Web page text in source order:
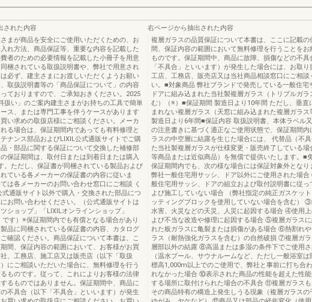
された内容
まが商品を安全にご使用いただくための、お
れ方法、商品保証等、重要な内容を記載した
者のための必要情報を記載した小冊子を用意
梱されている取扱説明書や、弊社で用意され
必ず、建主さまにお渡しいただくようお願い
取扱説明書等の「商品保証について」の内容
ておりますので、ご承知おきください。2025
扱い」のご案内建主さまがお持ちの工具で簡単
ス、または専門工事を伴うケースがあります
い求めの取扱店様にご相談ください。メーカ
る場合は、保証期間内であっても有料修理と
ナンス部品およびLIXIL公式通販サイトでご購
・部品に関する保証について交換した補修部
保証期間は、取付日または到着日または購入
。ただし、保証書が同梱されている製品および
ている各メーカーの保証書の内容に従いま
は各メーカーのお問い合わせ窓口にご相談 く
式通販サイト以外で購入・交換された部品につ
お問い合わせください。（公式通販サイトは
ツショップ」「LIXILオンラインショップ」
です）※保証期間内でも有償となる場合があり
品に同梱されている保証書の内容、カタログ
確認ください。商品保証について本書は、こ
間、保証内容の範囲において、お客様がお買
、工務店、施工店又は販売店（以下「取扱
にご相談いただいた場合に、無料修理を行う
ものです。従って、これによりお客様の法律
るものではありません。保証期間中、商品に
不具合（以下「不具合」といいます）が発生
右ページから抽出された内容
複層ガラスの品質保証について本書は、ここに記載の
間、保証内容の範囲において無料修理を行うことをお
ものです。保証期間中、商品に故障、損傷などの不具
「不具合」といいます）が発生した場合には、お取り
工店、工務店、販売店又は当社商品相談窓口にご相談
い。■対象商品 弊社ブランドで発売している一般住宅
ドアに組み込まれた当社製複層ガラス（トリプルガラ
む）（※）■保証期間 製造日より10年間 ただし、垂直
まれない複層ガラス（天窓に組み込まれた複層ガラス
製造日より6年間■保証内容 取扱説明書、本体ラベル
の注意書きに基づく適正なご使用状態で、保証期間内
ラスの中空層に結露を生じた場合には、 代替品（不
た当社製複層ガラスが仕様変更・販売終了している場
等商品または近似商品）を無償で提供いたします。■
保証期間内でも、次の様な場合には保証対象外とな
弊社一般住宅用サッシ、ドア以外にご使用された場
般住宅用サッシ、ドアの組立および取付説明書に従っ
よび施工していない場合 （弊社指定の純正ガスケッ
ッティングブロックを使用していない場合を含む）
水害、火災などの天災、人災に起因する場合 ④使用
よび不当な改造や修理に起因する場合 ⑤複層ガラスに
れた板ガラスに亀裂または損傷がある場合 ⑥熱割れ
ラス（耐熱強化ガラスを含む）の自然破損 ⑦複層ガ
層部以外の結露 ⑧高温または多湿の条件下でご使用
（温水プール、サウナルームなど、ただし一般浴室
標高1,000m以上でのご使用で、弊社と事前に打ち合
れなかった場合 ⑩表示された商品の性能を超えた性能
する場所に取付けられた場合の不具合 ⑪複層ガラスも
その商品特有の構造上発生しうる現象（複層ガラスの